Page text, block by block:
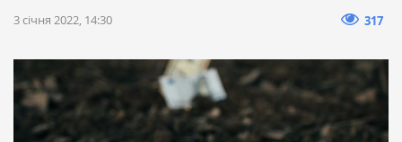
3 січня 2022, 14:30 317